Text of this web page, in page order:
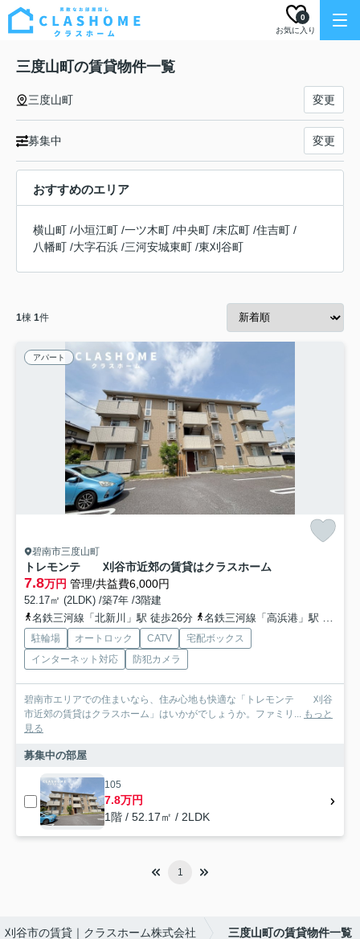
お気に入り
0
三度山町の賃貸物件一覧
三度山町 変更
募集中 変更
おすすめのエリア
横山町 /小垣江町 /一ツ木町 /中央町 /末広町 /住吉町 /
八幡町 /大字石浜 /三河安城東町 /東刈谷町
1棟 1件
アパート
碧南市三度山町
トレモンテ 刈谷市近郊の賃貸はクラスホーム
7.8万円 管理/共益費6,000円
52.17㎡ (2LDK) /築7年 /3階建
名鉄三河線「北新川」駅 徒歩26分
名鉄三河線「高浜港」駅 徒歩29分
駐輪場 オートロック CATV
宅配ボックス
インターネット対応
防犯カメラ
碧南市エリアでの住まいなら、住み心地も快適な「トレモンテ 刈谷
市近郊の賃貸はクラスホーム」はいかがでしょうか。ファミリ... もっと
見る
募集中の部屋
105
7.8万円
1階 / 52.17㎡ / 2LDK
1
刈谷市の賃貸｜クラスホーム株式会社 三度山町の賃貸物件一覧